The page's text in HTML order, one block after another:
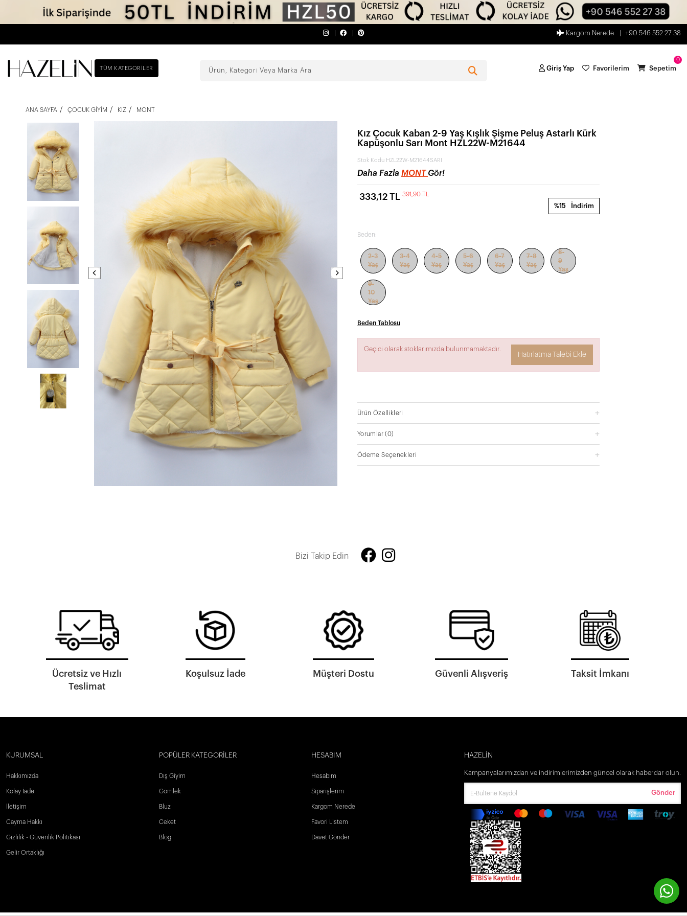
Kargom Nerede +90 546 552 27 38
TÜM KATEGORILER Giriş Yap Favorilerim
0
Sepetim
ANA SAYFA ÇOCUK GIYIM KIZ MONT
Kız Çocuk Kaban 2-9 Yaş Kışlık Şişme Peluş Astarlı Kürk
Kapüşonlu Sarı Mont HZL22W-M21644
Stok Kodu HZL22W-M21644SARI
Daha Fazla MONT Gör!
%15 İndirim
333,12 TL 391,90 TL
Beden:
2-3
Yaş
3-4
Yaş
4-5
Yaş
5-6
Yaş
6-7
Yaş
7-8
Yaş
8-
9
Yaş
9-
10
Yaş
Beden Tablosu
Geçici olarak stoklarımızda bulunmamaktadır.
Hatırlatma Talebi Ekle
Ürün Özellikleri
Yorumlar(0)
Ödeme Seçenekleri
Bizi Takip Edin
Ücretsiz ve Hızlı
Teslimat
Koşulsuz İade Müşteri Dostu Güvenli Alışveriş Taksit İmkanı
KURUMSAL
Hakkımızda
Kolay İade
İletişim
Cayma Hakkı
Gizlilik - Güvenlik Politikası
Gelir Ortaklığı
POPÜLER KATEGORİLER
Dış Giyim
Gömlek
Bluz
Ceket
Blog
HESABIM
Hesabım
Siparişlerim
Kargom Nerede
Favori Listem
Davet Gönder
HAZELİN
Kampanyalarımızdan ve indirimlerimizden güncel olarak haberdar olun.
Gönder